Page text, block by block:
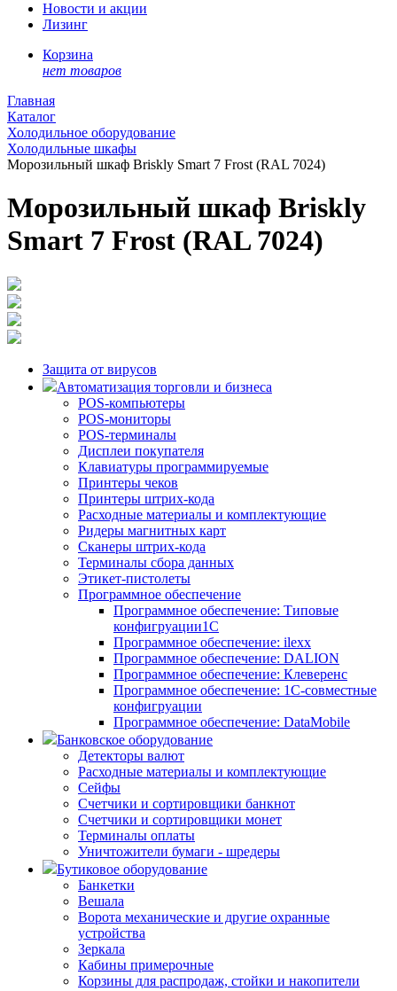
Новости и акции
Лизинг
Корзина
нет товаров
Главная
Каталог
Холодильное оборудование
Холодильные шкафы
Морозильный шкаф Briskly Smart 7 Frost (RAL 7024)
Морозильный шкаф Briskly
Smart 7 Frost (RAL 7024)
Защита от вирусов
Автоматизация торговли и бизнеса
POS-компьютеры
POS-мониторы
POS-терминалы
Дисплеи покупателя
Клавиатуры программируемые
Принтеры чеков
Принтеры штрих-кода
Расходные материалы и комплектующие
Ридеры магнитных карт
Сканеры штрих-кода
Терминалы сбора данных
Этикет-пистолеты
Программное обеспечение
Программное обеспечение: Типовые
конфигруации1С
Программное обеспечение: ilexx
Программное обеспечение: DALION
Программное обеспечение: Клеверенс
Программное обеспечение: 1С-совместные
конфигруации
Программное обеспечение: DataMobile
Банковское оборудование
Детекторы валют
Расходные материалы и комплектующие
Сейфы
Счетчики и сортировщики банкнот
Счетчики и сортировщики монет
Терминалы оплаты
Уничтожители бумаги - шредеры
Бутиковое оборудование
Банкетки
Вешала
Ворота механические и другие охранные
устройства
Зеркала
Кабины примерочные
Корзины для распродаж, стойки и накопители